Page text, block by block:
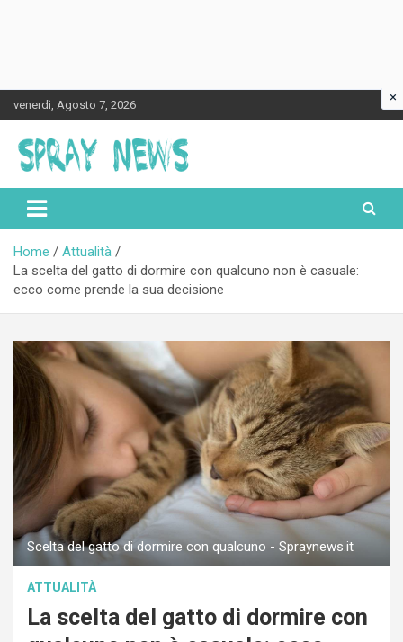
to
content
venerdì, Agosto 7, 2026
Spraynews.it
Home
Attualità
La scelta del gatto di dormire con qualcuno non è casuale:
ecco come prende la sua decisione
Scelta del gatto di dormire con qualcuno - Spraynews.it
ATTUALITÀ
La scelta del gatto di dormire con
×